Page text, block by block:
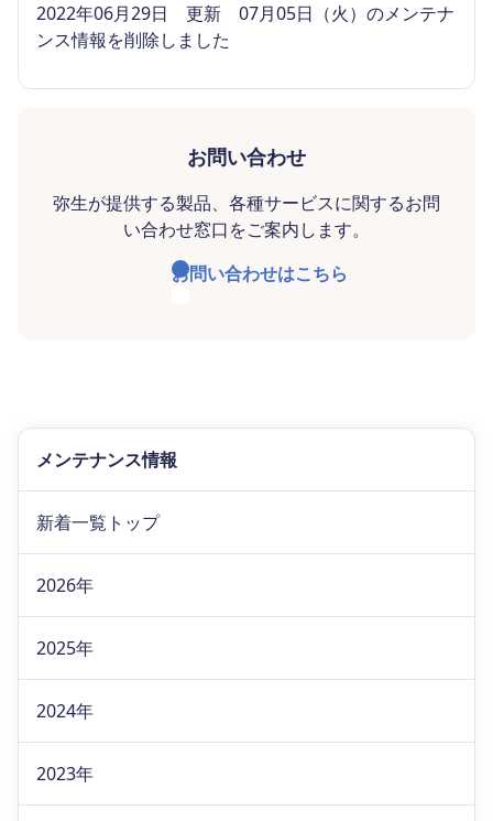
2022年06月29日 更新 07月05日（火）のメンテナ
ンス情報を削除しました
お問い合わせ
弥生が提供する製品、各種サービスに関するお問
い合わせ窓口をご案内します。
お問い合わせはこちら
メンテナンス情報
新着一覧トップ
2026年
2025年
2024年
2023年